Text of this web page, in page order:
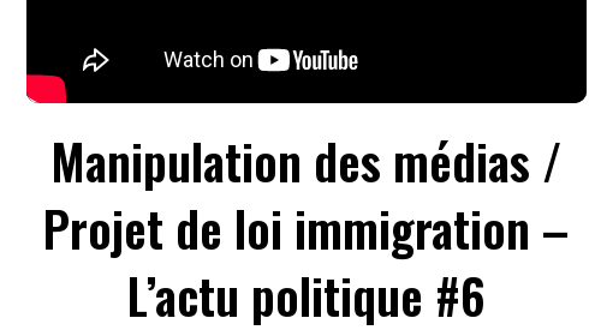
Manipulation des médias /
Projet de loi immigration –
L’actu politique #6